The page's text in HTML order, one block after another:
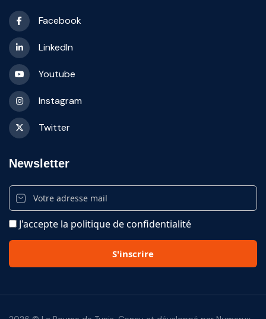
Facebook
LinkedIn
Youtube
Instagram
Twitter
Newsletter
J'accepte la politique de confidentialité